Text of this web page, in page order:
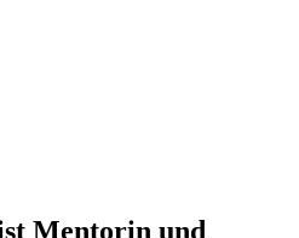
Mentorin und